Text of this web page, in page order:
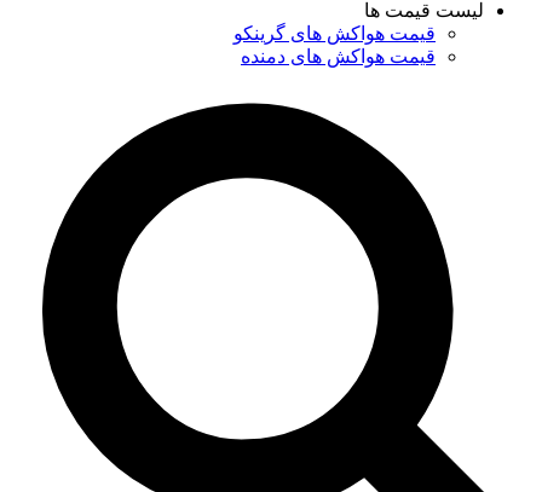
لیست قیمت ها
قیمت هواکش های گرینکو
قیمت هواکش های دمنده